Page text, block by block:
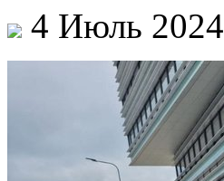
4 Июль 2024